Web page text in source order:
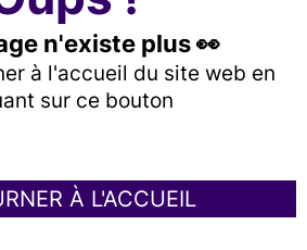
n'existe plus 👀
à l'accueil du site web en
sur ce bouton
À L'ACCUEIL